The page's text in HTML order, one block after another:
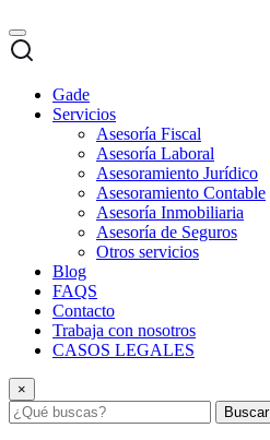
Gade
Servicios
Asesoría Fiscal
Asesoría Laboral
Asesoramiento Jurídico
Asesoramiento Contable
Asesoría Inmobiliaria
Asesoría de Seguros
Otros servicios
Blog
FAQS
Contacto
Trabaja con nosotros
CASOS LEGALES
×
Buscar